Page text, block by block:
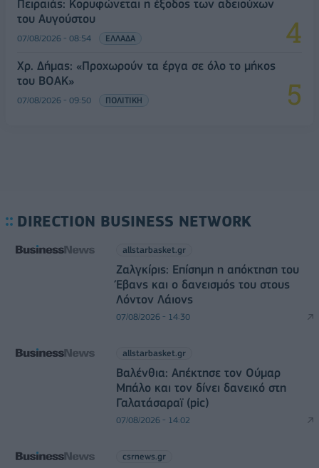
Πειραιάς: Κορυφώνεται η έξοδος των αδειούχων
του Αυγούστου
07/08/2026 - 08:54 ΕΛΛΑΔΑ
Χρ. Δήμας: «Προχωρούν τα έργα σε όλο το μήκος
του ΒΟΑΚ»
07/08/2026 - 09:50 ΠΟΛΙΤΙΚΗ
DIRECTION BUSINESS NETWORK
allstarbasket.gr
Ζαλγκίρις: Επίσημη η απόκτηση του
Έβανς και ο δανεισμός του στους
Λόντον Λάιονς
07/08/2026 - 14:30
allstarbasket.gr
Βαλένθια: Απέκτησε τον Ούμαρ
Μπάλο και τον δίνει δανεικό στη
Γαλατάσαραϊ (pic)
07/08/2026 - 14:02
csrnews.gr